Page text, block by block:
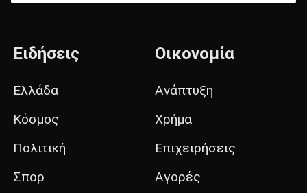
Ειδήσεις
Ελλάδα
Κόσμος
Πολιτική
Σπορ
Οικονομία
Ανάπτυξη
Χρήμα
Επιχειρήσεις
Αγορές